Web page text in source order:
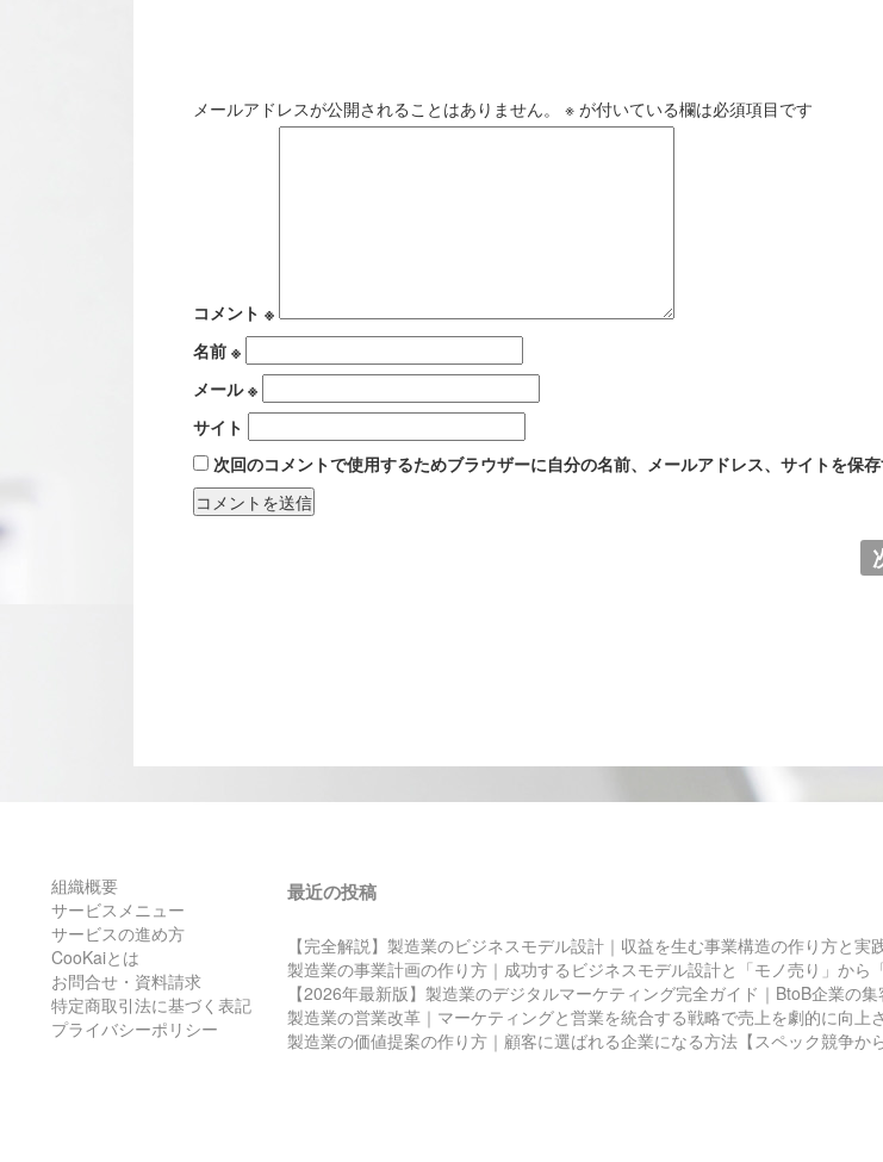
メールアドレスが公開されることはありません。 ※ が付いている欄は必須項目です
コメント ※
名前 ※
メール※
サイト
次回のコメントで使用するためブラウザーに自分の名前、メールアドレス、サイトを保存
組織概要
サービスメニュー
サービスの進め方
CooKaiとは
お問合せ・資料請求
特定商取引法に基づく表記
プライバシーポリシー
最近の投稿
【完全解説】製造業のビジネスモデル設計｜収益を生む事業構造の作り方と実
製造業の事業計画の作り方｜成功するビジネスモデル設計と「モノ売り」から
【2026年最新版】製造業のデジタルマーケティング完全ガイド｜BtoB企業の
製造業の営業改革｜マーケティングと営業を統合する戦略で売上を劇的に向上
製造業の価値提案の作り方｜顧客に選ばれる企業になる方法【スペック競争か